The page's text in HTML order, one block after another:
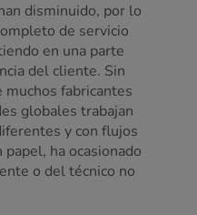
disminuido, por lo
de servicio
en una parte
del cliente. Sin
muchos fabricantes
globales trabajan
y con flujos
ha ocasionado
o del técnico no